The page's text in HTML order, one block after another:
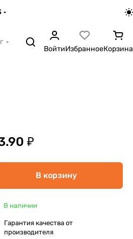
ВойтиИзбранноеКорзина
₽
В корзину
В наличии
Гарантия качества от
производителя